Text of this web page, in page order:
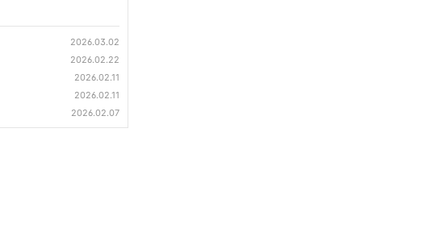
2026.03.02
2026.02.22
2026.02.11
2026.02.11
2026.02.07